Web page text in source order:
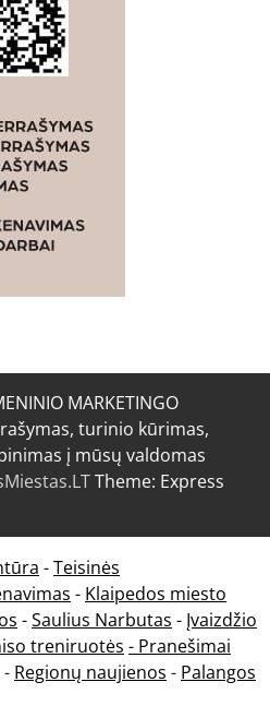
MARKETINGO
rašymas, turinio kūrimas,
į mūsų valdomas
Theme: Express
-Teisinės
- Klaipedos miesto
-Saulius Narbutas - Įvaizdžio
treniruotės - Pranešimai
- Regionų naujienos - Palangos